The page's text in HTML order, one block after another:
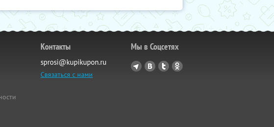
Контакты
sprosi@kupikupon.ru
Связаться с нами
Мы в Соцсетях